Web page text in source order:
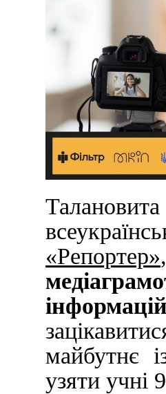
«Репортер»
майбутнє
узяти учні